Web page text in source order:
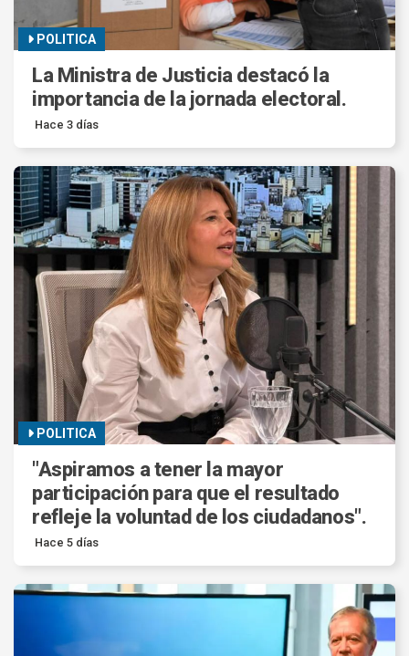
POLITICA
La Ministra de Justicia destacó la
importancia de la jornada electoral.
Hace 3 días
POLITICA
"Aspiramos a tener la mayor
participación para que el resultado
refleje la voluntad de los ciudadanos".
Hace 5 días